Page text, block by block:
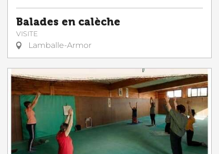
Balades en calèche
VISITE
Lamballe-Armor